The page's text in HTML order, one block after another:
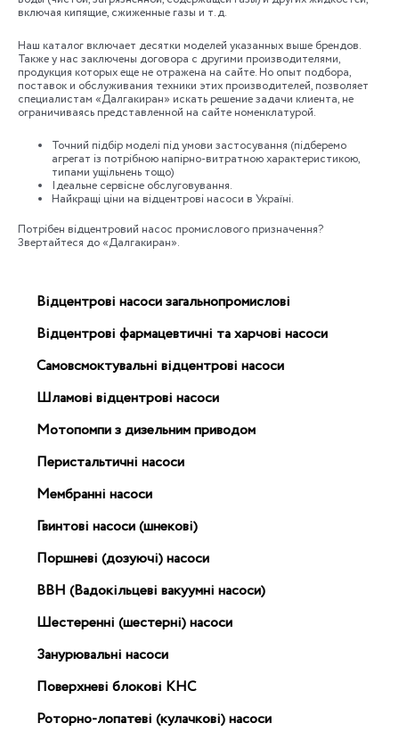
Відцентрові насоси загальнопромислові
Відцентрові фармацевтичні та харчові насоси
Самовсмоктувальні відцентрові насоси
Шламові відцентрові насоси
Мотопомпи з дизельним приводом
Перистальтичні насоси
Мембранні насоси
Гвинтові насоси (шнекові)
Поршневі (дозуючі) насоси
ВВН (Вадокільцеві вакуумні насоси)
Шестеренні (шестерні) насоси
Занурювальні насоси
Поверхневі блокові КНС
Роторно-лопатеві (кулачкові) насоси
включая кипящие, сжиженные газы и т.д.
Наш каталог включает десятки моделей указанных выше брендов.
Также у нас заключены договора с другими производителями,
продукция которых еще не отражена на сайте. Но опыт подбора,
поставок и обслуживания техники этих производителей, позволяет
специалистам «Далгакиран» искать решение задачи клиента, не
ограничиваясь представленной на сайте номенклатурой.
Точний підбір моделі під умови застосування (підберемо
агрегат із потрібною напірно-витратною характеристикою,
типами ущільнень тощо)
Ідеальне сервісне обслуговування.
Найкращі ціни на відцентрові насоси в Україні.
Потрібен відцентровий насос промислового призначення?
Звертайтеся до «Далгакиран».